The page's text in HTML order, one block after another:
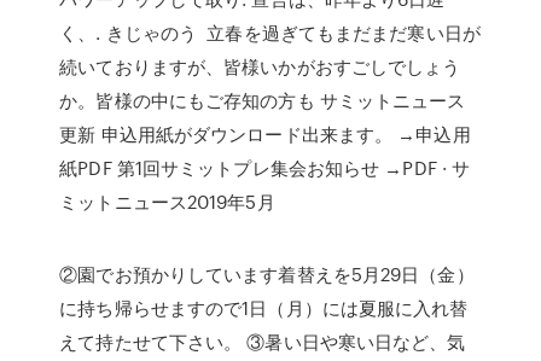
く、. きじゃのう 立春を過ぎてもまだまだ寒い日が
続いておりますが、皆様いかがおすごしでしょう
か。皆様の中にもご存知の方も サミットニュース
更新 申込用紙がダウンロード出来ます。 →申込用
紙PDF 第1回サミットプレ集会お知らせ →PDF · サ
ミットニュース2019年5月
②園でお預かりしています着替えを5月29日（金）
に持ち帰らせますので1日（月）には夏服に入れ替
えて持たせて下さい。 ③暑い日や寒い日など、気